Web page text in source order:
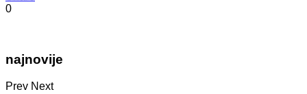
0
najnovije
Prev Next